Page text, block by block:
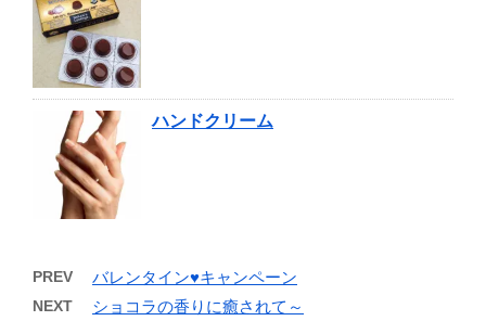
ハンドクリーム
PREV バレンタイン♥キャンペーン
NEXT ショコラの香りに癒されて～